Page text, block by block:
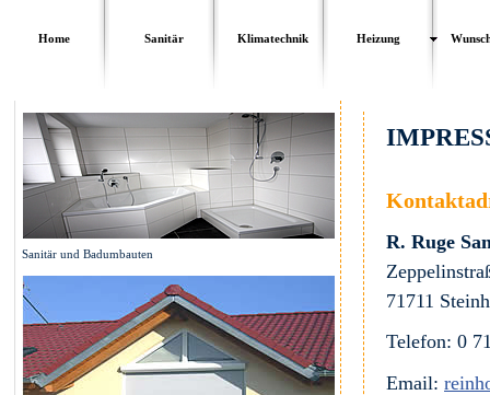
Home Sanitär Klimatechnik Heizung
Sanitär und Badumbauten
R. Ruge
71711
Telefon: 0
Email: